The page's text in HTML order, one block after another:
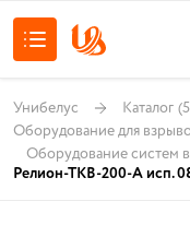
Унибелус Каталог
Оборудование для
Оборудование систем
Релион-ТКВ-200-А исп.